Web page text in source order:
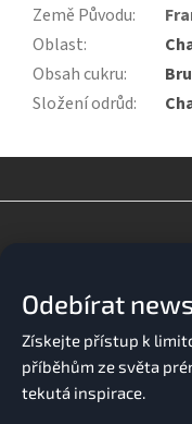
Země Původu:
Oblast:
Obsah cukru:
Složení odrůd:
Odebírat